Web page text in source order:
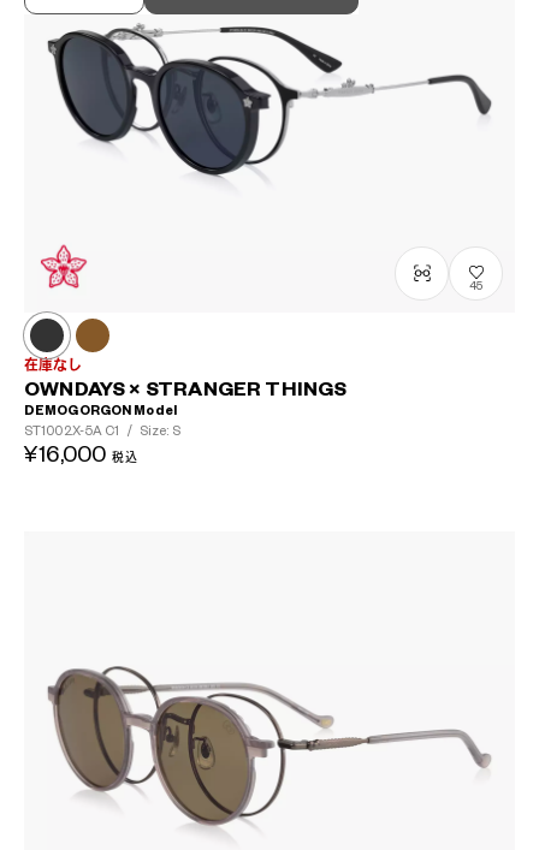
45
在庫なし
OWNDAYS × STRANGER THINGS
DEMOGORGON Model
ST1002X-5A C1 / Size: S
¥16,000 税込